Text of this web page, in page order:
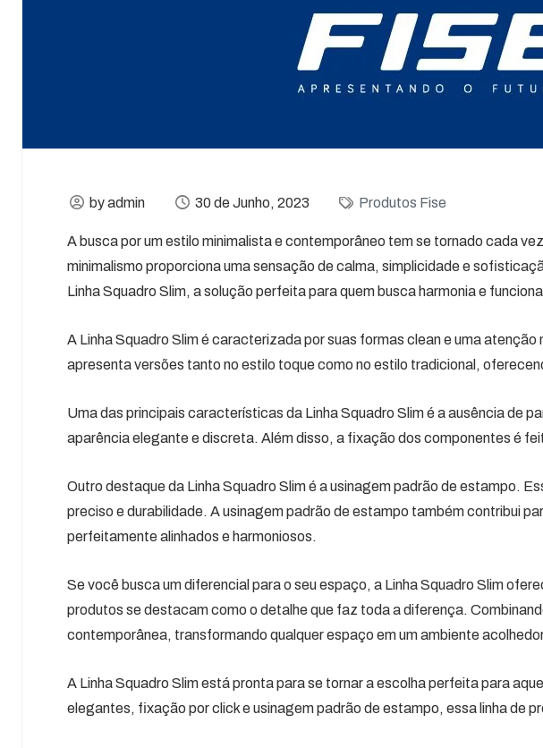
by admin 30 de Junho, 2023 Produtos Fise
A busca por um estilo minimalista e contemporâneo tem se tornado cada
minimalismo proporciona uma sensação de calma, simplicidade e
Linha Squadro Slim, a solução perfeita para quem busca harmonia e
A Linha Squadro Slim é caracterizada por suas formas clean e uma
apresenta versões tanto no estilo toque como no estilo tradicional,
Uma das principais características da Linha Squadro Slim é a ausência de
aparência elegante e discreta. Além disso, a fixação dos componentes é
Outro destaque da Linha Squadro Slim é a usinagem padrão de estampo.
preciso e durabilidade. A usinagem padrão de estampo também contribui
perfeitamente alinhados e harmoniosos.
Se você busca um diferencial para o seu espaço, a Linha Squadro Slim
produtos se destacam como o detalhe que faz toda a diferença.
contemporânea, transformando qualquer espaço em um ambiente
A Linha Squadro Slim está pronta para se tornar a escolha perfeita para
elegantes, fixação por click e usinagem padrão de estampo, essa linha de